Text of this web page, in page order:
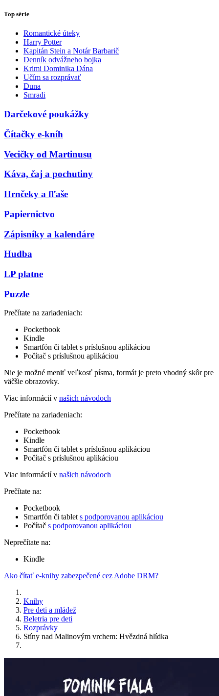
Top série
Romantické úteky
Harry Potter
Kapitán Stein a Notár Barbarič
Denník odvážneho bojka
Krimi Dominika Dána
Učím sa rozprávať
Duna
Smradi
Darčekové poukážky
Čítačky e-kníh
Vecičky od Martinusu
Káva, čaj a pochutiny
Hrnčeky a fľaše
Papiernictvo
Zápisníky a kalendáre
Hudba
LP platne
Puzzle
Prečítate na zariadeniach:
Pocketbook
Kindle
Smartfón či tablet s príslušnou aplikáciou
Počítač s príslušnou aplikáciou
Nie je možné meniť veľkosť písma, formát je preto vhodný skôr pre
väčšie obrazovky.
Viac informácií v našich návodoch
Prečítate na zariadeniach:
Pocketbook
Kindle
Smartfón či tablet s príslušnou aplikáciou
Počítač s príslušnou aplikáciou
Viac informácií v našich návodoch
Prečítate na:
Pocketbook
Smartfón či tablet s podporovanou aplikáciou
Počítač s podporovanou aplikáciou
Neprečítate na:
Kindle
Ako čítať e-knihy zabezpečené cez Adobe DRM?
Knihy
Pre deti a mládež
Beletria pre deti
Rozprávky
Stíny nad Malinovým vrchem: Hvězdná hlídka